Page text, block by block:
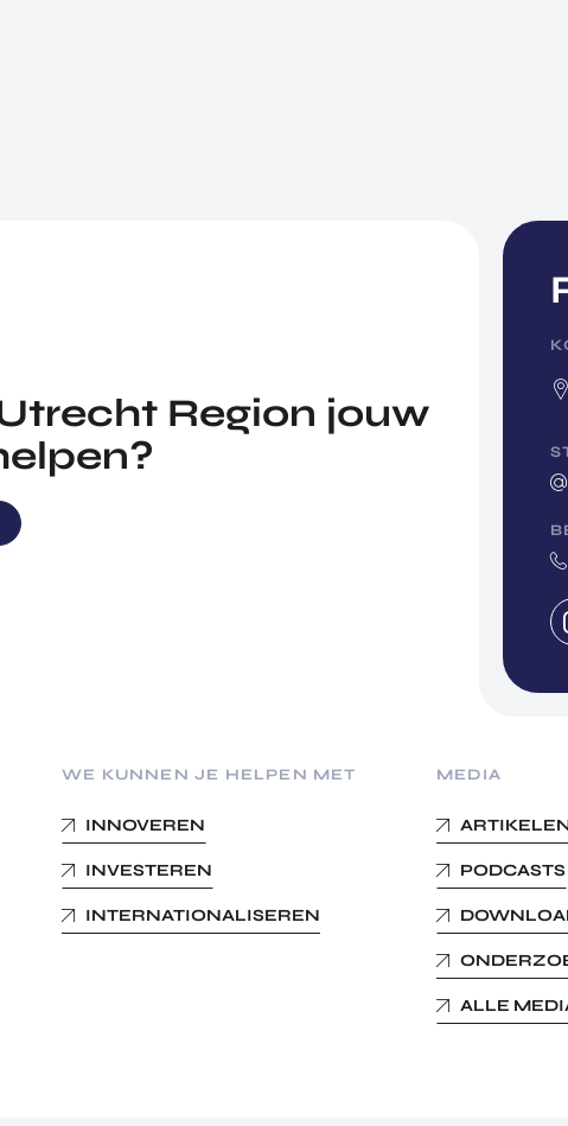
Region jouw
WE KUNNEN JE HELPEN MET
INNOVEREN
INVESTEREN
INTERNATIONALISEREN
MEDIA
PODCASTS
ALLE